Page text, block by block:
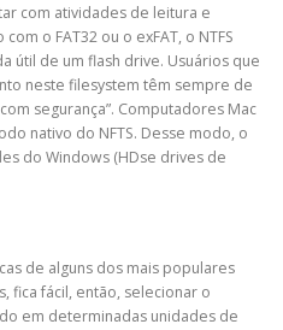
com atividades de leitura e
o FAT32 ou o exFAT, o NTFS
útil de um flash drive. Usuários que
neste filesystem têm sempre de
segurança”. Computadores Mac
nativo do NFTS. Desse modo, o
do Windows (HDse drives de
de alguns dos mais populares
fica fácil, então, selecionar o
em determinadas unidades de